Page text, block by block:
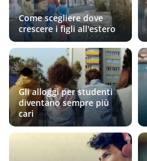
Come scegliere dove
crescere i figli all'estero
Gli alloggi per studenti
diventano sempre più
cari